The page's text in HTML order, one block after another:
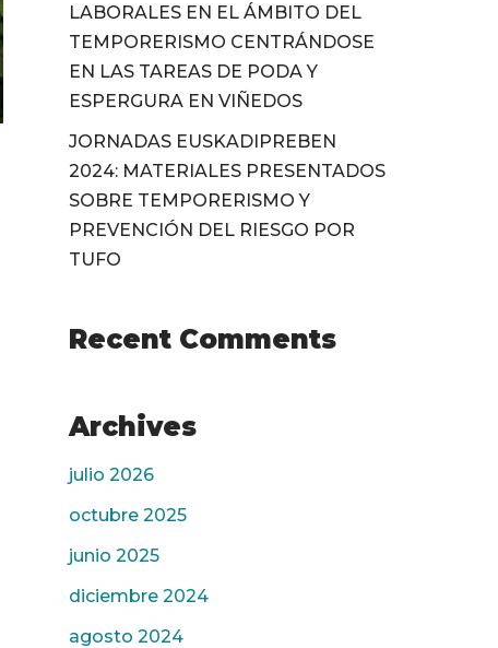
LABORALES EN EL ÁMBITO DEL
TEMPORERISMO CENTRÁNDOSE
EN LAS TAREAS DE PODA Y
ESPERGURA EN VIÑEDOS
JORNADAS EUSKADIPREBEN
2024: MATERIALES PRESENTADOS
SOBRE TEMPORERISMO Y
PREVENCIÓN DEL RIESGO POR
TUFO
Recent Comments
Archives
julio 2026
octubre 2025
junio 2025
diciembre 2024
agosto 2024